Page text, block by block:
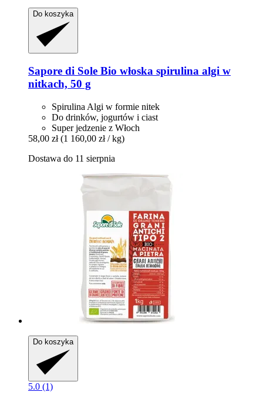
Do koszyka
Sapore di Sole Bio włoska spirulina algi w
nitkach, 50 g
Spirulina Algi w formie nitek
Do drinków, jogurtów i ciast
Super jedzenie z Włoch
58,00 zł (1 160,00 zł / kg)
Dostawa do 11 sierpnia
Do koszyka
5.0 (1)